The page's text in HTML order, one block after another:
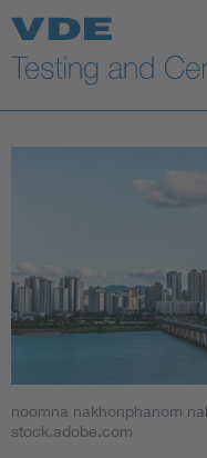
Key Topics
noomna nakhonphanom
stock.adobe.com